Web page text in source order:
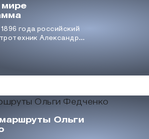
мире
года российский
Александр
Пётр Рыбкин
в мире
Ольги